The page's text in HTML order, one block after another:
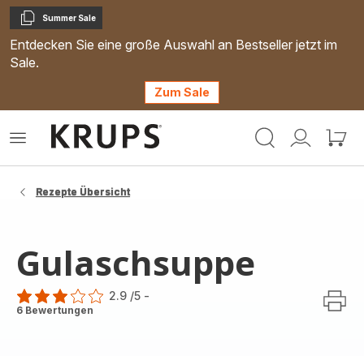
Kopieren
Summer Sale
Entdecken Sie eine große Auswahl an Bestseller jetzt im
Sale.
Zum Sale
Mein
Mein
Das
Rezepte Übersicht
Gulaschsuppe
ratings.2.9
2.9 /5 -
6 Bewertungen